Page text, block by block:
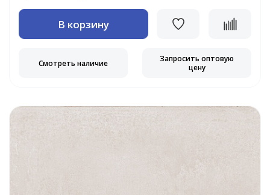
В корзину
Смотреть наличие
Запросить оптовую
цену